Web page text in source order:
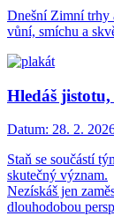
Dnešní Zimní trhy
vůní, smíchu a
Hledáš
Datum: 28. 2.
Staň se součástí
skutečný význam.
Nezískáš jen
dlouhodobou